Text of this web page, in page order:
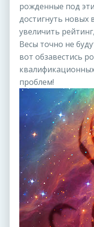
рожденные под
достигнуть новых
увеличить
Весы точно не
вот обзавестись
проблем!